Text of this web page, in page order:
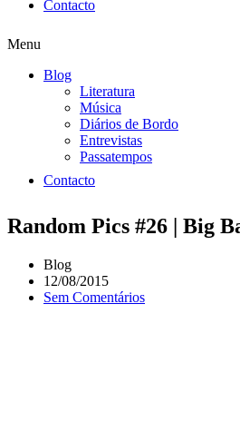
Contacto
Menu
Blog
Literatura
Música
Diários de Bordo
Entrevistas
Passatempos
Contacto
Random Pics #26 | Big
Blog
12/08/2015
Sem Comentários